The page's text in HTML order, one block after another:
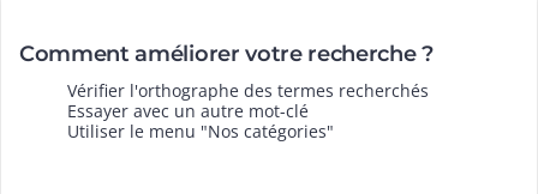
Comment améliorer votre recherche ?
Vérifier l'orthographe des termes recherchés
Essayer avec un autre mot-clé
Utiliser le menu "Nos catégories"